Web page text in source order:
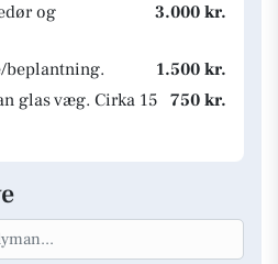
og
3.000 kr.
1.500 kr.
glas væg. Cirka 15 750 kr.